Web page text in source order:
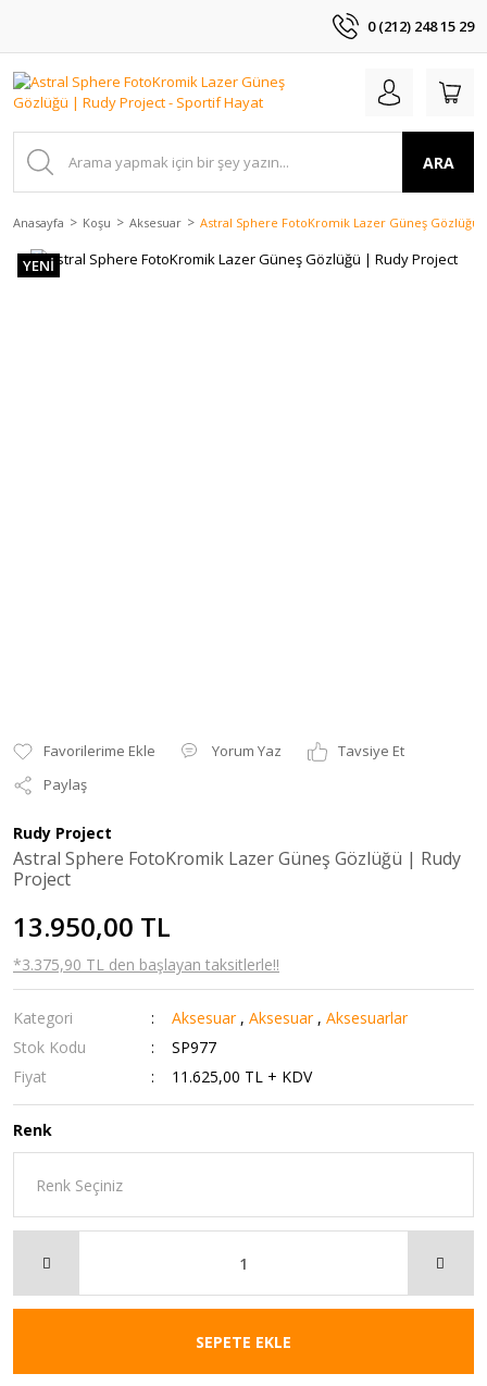
0 (212) 248 15 29
ARA
Anasayfa Koşu Aksesuar Astral Sphere FotoKromik Lazer Güneş Gözlüğü
YENİ
Yorum Yaz
Tavsiye Et
Paylaş
Rudy Project
Astral Sphere FotoKromik Lazer Güneş Gözlüğü | Rudy
Project
13.950,00 TL
*3.375,90 TL den başlayan taksitlerle!!
Kategori Aksesuar ,Aksesuar ,Aksesuarlar
Stok Kodu
SP977
Fiyat
11.625,00 TL + KDV
Renk
SEPETE EKLE